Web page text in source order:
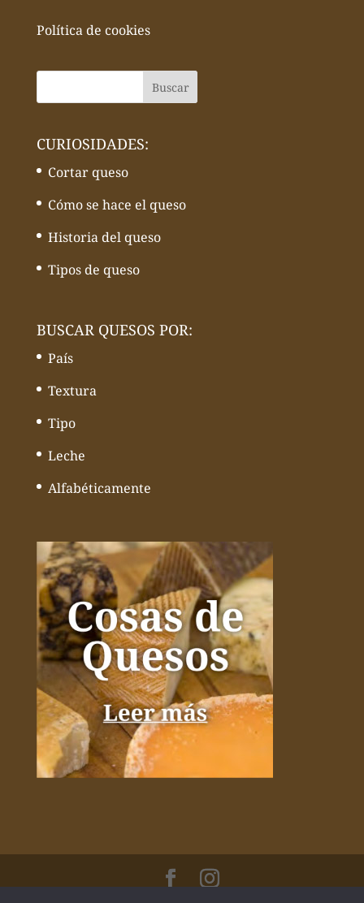
Política de cookies
CURIOSIDADES:
Cortar queso
Cómo se hace el queso
Historia del queso
Tipos de queso
BUSCAR QUESOS POR:
País
Textura
Tipo
Leche
Alfabéticamente